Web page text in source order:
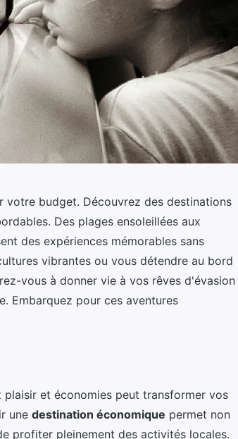
votre budget. Découvrez des destinations
Des plages ensoleillées aux
des expériences mémorables sans
vibrantes ou vous détendre au bord
vous à donner vie à vos rêves d'évasion
Embarquez pour ces aventures
plaisir et économies peut transformer vos
une destination économique permet non
profiter pleinement des activités locales.